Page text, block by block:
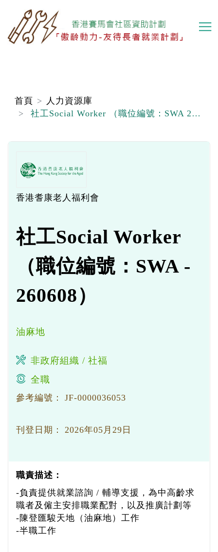
主
內
首頁
人力資源庫
社工Social Worker （職位編號：SWA 260608）
香港耆康老人福利會
社工Social Worker
（職位編號：SWA -
260608）
油麻地
非政府組織 / 社福
全職
參考編號： JF-0000036053
刊登日期： 2026年05月29日
職責描述：
-負責提供就業諮詢 / 輔導支援，為中高齡求
職者及僱主安排職業配對，以及推廣計劃等
-陳登匯駿天地（油麻地）工作
-半職工作